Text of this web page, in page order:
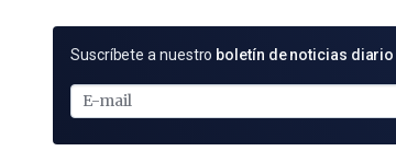
SUSCRÍBETE
E-
MAIL
Suscríbete a nuestro boletín de noticias diario